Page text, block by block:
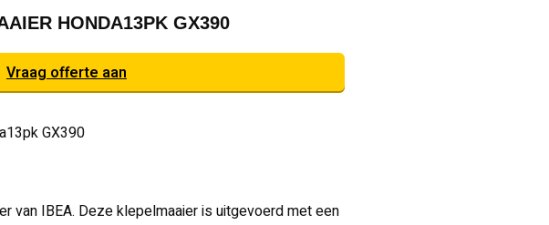
HONDA13PK GX390
Vraag offerte aan
GX390
van IBEA. Deze klepelmaaier is uitgevoerd met een